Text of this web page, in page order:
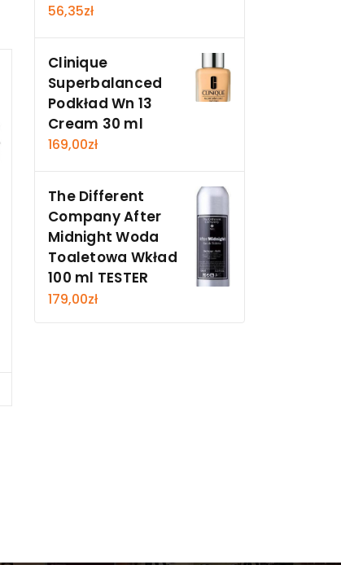
56,35zł
Clinique
Superbalanced
Podkład Wn 13
Cream 30 ml
169,00zł
The Different
Company After
Midnight Woda
Toaletowa Wkład
100 ml TESTER
179,00zł